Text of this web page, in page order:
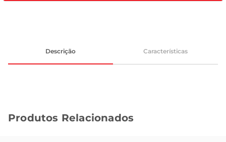
Descrição Características
Produtos Relacionados